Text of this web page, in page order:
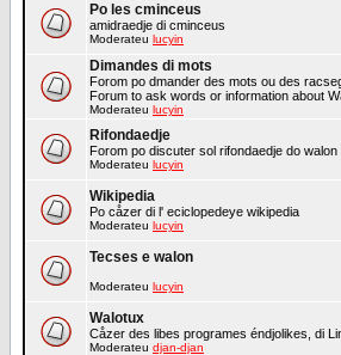
Po les cminceus
amidraedje di cminceus
Moderateu lucyin
Dimandes di mots
Forom po dmander des mots ou des
Forum to ask words or information about
Moderateu lucyin
Rifondaedje
Forom po discuter sol rifondaedje do walon
Moderateu lucyin
Wikipedia
Po cåzer di l' eciclopedeye wikipedia
Moderateu lucyin
Tecses e walon
Moderateu lucyin
Walotux
Cåzer des libes programes éndjolikes, di
Moderateu djan-djan